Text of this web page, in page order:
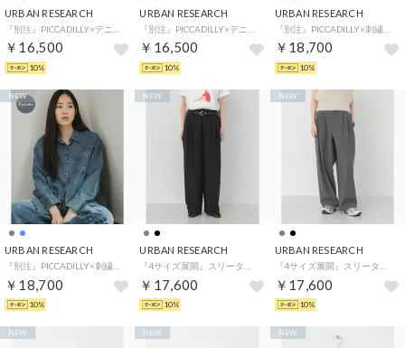
URBAN RESEARCH
￥16,500
10%
URBAN RESEARCH
￥16,500
10%
URBAN RESEARCH
￥18,700
10%
URBAN RESEARCH
『別注』PICCADILLY×刺繍デニムシャツ （ライトインディゴブル）
￥18,700
NEW
10%
URBAN RESEARCH
『4サイズ展開』スリータックワイドパンツ （ブラック）
￥17,600
NEW
10%
URBAN RESEARCH
『4サイズ展開』スリータックワイドパンツ （チャコールグレー）
￥17,600
NEW
10%
NEW NEW NEW